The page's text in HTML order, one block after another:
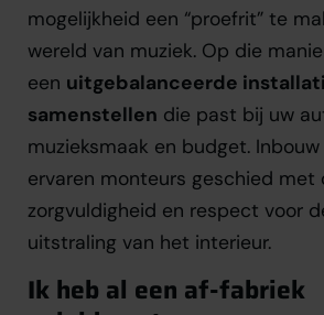
mogelijkheid een “proefrit” te
wereld van muziek. Op die
een uitgebalanceerde
samenstellen die past bij uw
muzieksmaak en budget.
ervaren monteurs geschied met
zorgvuldigheid en respect voor
uitstraling van het interieur.
Ik heb al een af-fabriek